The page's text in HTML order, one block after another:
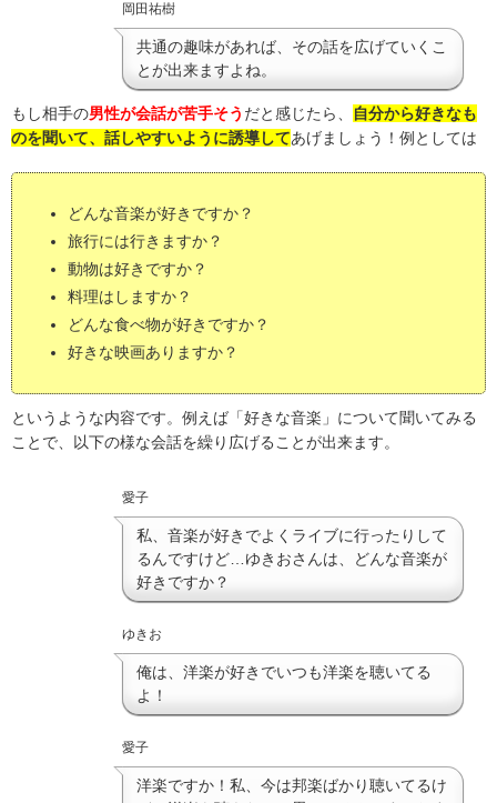
岡田祐樹
共通の趣味があれば、その話を広げていくこ
とが出来ますよね。
もし相手の男性が会話が苦手そう だと感じたら、
自分から好きなも
のを聞いて、話しやすいように誘導してあげましょう！例としては
どんな音楽が好きですか？
旅行には行きますか？
動物は好きですか？
料理はしますか？
どんな食べ物が好きですか？
好きな映画ありますか？
というような内容です。例えば「好きな音楽」について聞いてみる
ことで、以下の様な会話を繰り広げることが出来ます。
愛子
私、音楽が好きでよくライブに行ったりして
るんですけど…ゆきおさんは、どんな音楽が
好きですか？
ゆきお
俺は、洋楽が好きでいつも洋楽を聴いてる
よ！
愛子
洋楽ですか！私、今は邦楽ばかり聴いてるけ